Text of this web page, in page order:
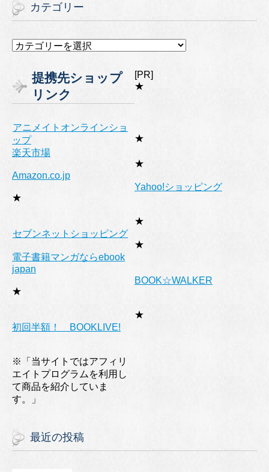
カテゴリー
カ
リ
ー
提携先ショップ
リンク
[PR]
★
アニメイトオンラインショ
ップ
★
楽天市場
★
Amazon.co.jp
★
Yahoo!ショッピング
★
セブンネットショッピング
★
電子書籍マンガならebook
japan
★
BOOK☆WALKER
★
初回半額！ BOOKLIVE!
※「当サイトではアフィリ
エイトプログラムを利用し
て商品を紹介していま
す。」
最近の投稿